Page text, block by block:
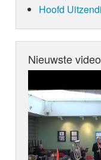
Hoofd
Nieuwste video